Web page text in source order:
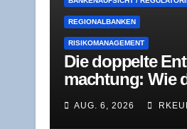
REGIONALBANKEN
RISIKOMANAGEMENT
Die dop­pel­te
mach­tung: Wie
AUG. 6, 2026